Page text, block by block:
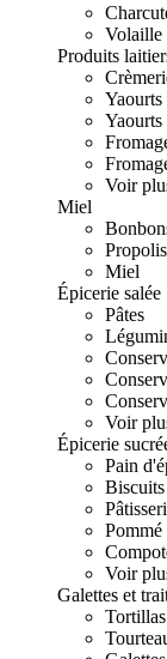
Volaille
Produits
Yaourts
Yaourts
Voir
Miel
Propolis
Miel
Épicerie salée
Pâtes
Voir
Épicerie
Pain
Biscuits
Pommé
Voir
Galettes et
Tortillas